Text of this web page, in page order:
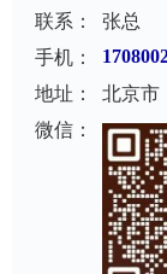
联系：
张总
手机：
地址：
北京市
微信：